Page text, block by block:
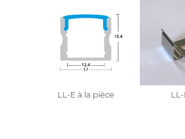
LL-E à la pièce